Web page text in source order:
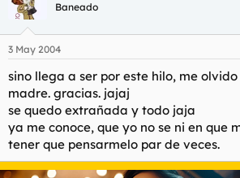
Baneado
3 May 2004
sino llega a ser por este hilo, me
madre. gracias. jajaj
se quedo extrañada y todo jaja
ya me conoce, que yo no se ni en que
tener que pensarmelo par de veces.